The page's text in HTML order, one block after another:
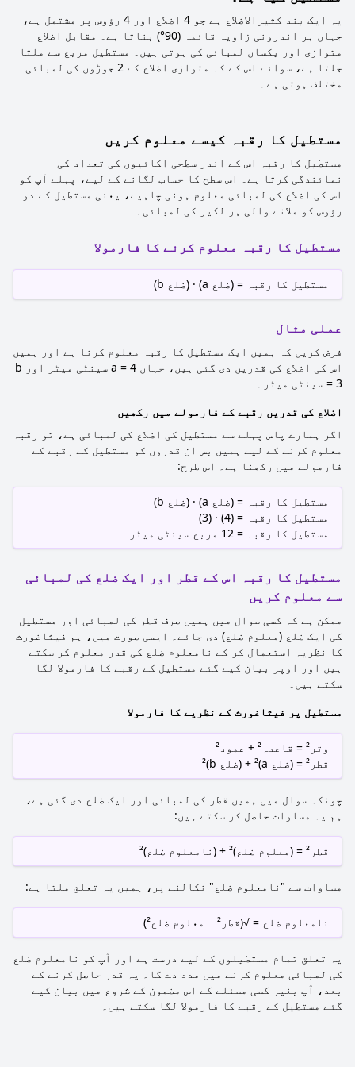
یہ ایک بند کثیرالاضلاع ہے جو 4 اضلاع اور 4 رؤوس پر مشتمل ہے،
جہاں ہر اندرونی زاویہ قائمہ (90°) بناتا ہے۔ مقابل اضلاع
متوازی اور یکساں لمبائی کی ہوتی ہیں۔ مستطیل مربع سے ملتا
جلتا ہے، سوائے اس کے کہ متوازی اضلاع کے 2 جوڑوں کی لمبائی
مختلف ہوتی ہے۔
مستطیل کا رقبہ کیسے معلوم کریں
مستطیل کا رقبہ اس کے اندر سطحی اکائیوں کی تعداد کی
نمائندگی کرتا ہے۔ اس سطح کا حساب لگانے کے لیے، پہلے آپ کو
اس کی اضلاع کی لمبائی معلوم ہونی چاہیے، یعنی مستطیل کے دو
رؤوس کو ملانے والی ہر لکیر کی لمبائی۔
مستطیل کا رقبہ معلوم کرنے کا فارمولا
مستطیل کا رقبہ = (ضلع a) · (ضلع b)
عملی مثال
فرض کریں کہ ہمیں ایک مستطیل کا رقبہ معلوم کرنا ہے اور ہمیں
اس کی اضلاع کی قدریں دی گئی ہیں، جہاں a = 4 سینٹی میٹر اور b
= 3 سینٹی میٹر۔
اضلاع کی قدریں رقبے کے فارمولے میں رکھیں
اگر ہمارے پاس پہلے سے مستطیل کی اضلاع کی لمبائی ہے، تو رقبہ
معلوم کرنے کے لیے ہمیں بس ان قدروں کو مستطیل کے رقبے کے
فارمولے میں رکھنا ہے۔ اس طرح:
مستطیل کا رقبہ = (ضلع a) · (ضلع b)
مستطیل کا رقبہ = (4) · (3)
مستطیل کا رقبہ = 12 مربع سینٹی میٹر
مستطیل کا رقبہ اس کے قطر اور ایک ضلع کی لمبائی
سے معلوم کریں
ممکن ہے کہ کسی سوال میں ہمیں صرف قطر کی لمبائی اور مستطیل
کی ایک ضلع (معلوم ضلع) دی جائے۔ ایسی صورت میں، ہم فیثاغورث
کا نظریہ استعمال کر کے نامعلوم ضلع کی قدر معلوم کر سکتے
ہیں اور اوپر بیان کیے گئے مستطیل کے رقبے کا فارمولا لگا
سکتے ہیں۔
مستطیل پر فیثاغورث کے نظریے کا فارمولا
وتر² = قاعدہ² + عمود²
قطر² = (ضلع a)² + (ضلع b)²
چونکہ سوال میں ہمیں قطر کی لمبائی اور ایک ضلع دی گئی ہے،
ہم یہ مساوات حاصل کر سکتے ہیں:
قطر² = (معلوم ضلع)² + (نامعلوم ضلع)²
مساوات سے "نامعلوم ضلع" نکالنے پر، ہمیں یہ تعلق ملتا ہے:
نامعلوم ضلع = √(قطر² − معلوم ضلع²)
یہ تعلق تمام مستطیلوں کے لیے درست ہے اور آپ کو نامعلوم ضلع
کی لمبائی معلوم کرنے میں مدد دے گا۔ یہ قدر حاصل کرنے کے
بعد، آپ بغیر کسی مسئلے کے اس مضمون کے شروع میں بیان کیے
گئے مستطیل کے رقبے کا فارمولا لگا سکتے ہیں۔